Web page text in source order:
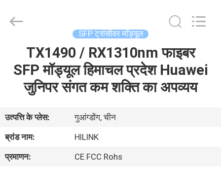
उत्पाद
हमारे
बारे
में
Technology
Co.,Ltd..
SFP ट्रांसीवर मॉड्यूल
TX1490 / RX1310nm फाइबर
SFP मॉड्यूल हिमाचल प्रदेश Huawei
जुनिपर संगत कम शक्ति का अपव्यय
उत्पत्ति के प्लेस:
गुआंग्डोंग, चीन
ब्रांड नाम:
HILINK
प्रमाणन:
CE FCC Rohs